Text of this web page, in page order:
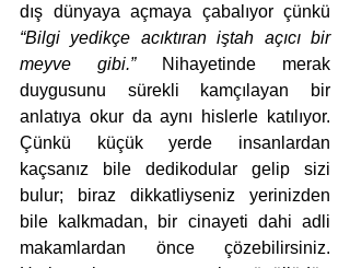
“Bilgi yedikçe acıktıran iştah açıcı bir
meyve gibi.”
Nihayetinde merak
duygusunu sürekli kamçılayan bir
anlatıya okur da aynı hislerle katılıyor.
Çünkü küçük yerde insanlardan
kaçsanız bile dedikodular gelip sizi
bulur; biraz dikkatliyseniz yerinizden
bile kalkmadan, bir cinayeti dahi adli
makamlardan önce çözebilirsiniz.